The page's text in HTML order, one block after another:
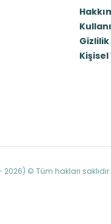
Gizlilik
© Tüm hakları saklıdır.